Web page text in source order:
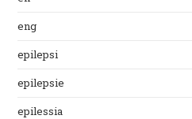
eng
epilepsi
epilepsie
epilessia